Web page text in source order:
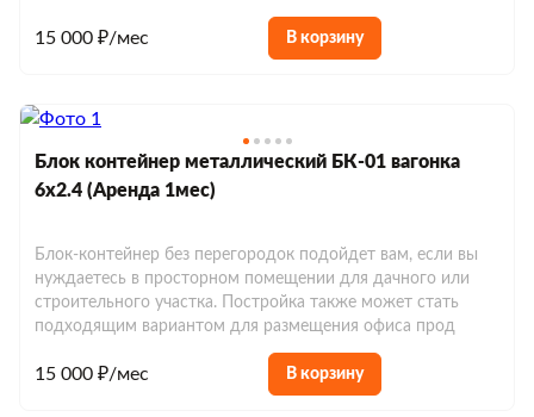
15 000 ₽/мес В корзину
Блок контейнер металлический БК-01 вагонка
6х2.4 (Аренда 1мес)
Блок-контейнер без перегородок подойдет вам, если вы
нуждаетесь в просторном помещении для дачного или
строительного участка. Постройка также может стать
подходящим вариантом для размещения офиса прод
15 000 ₽/мес В корзину